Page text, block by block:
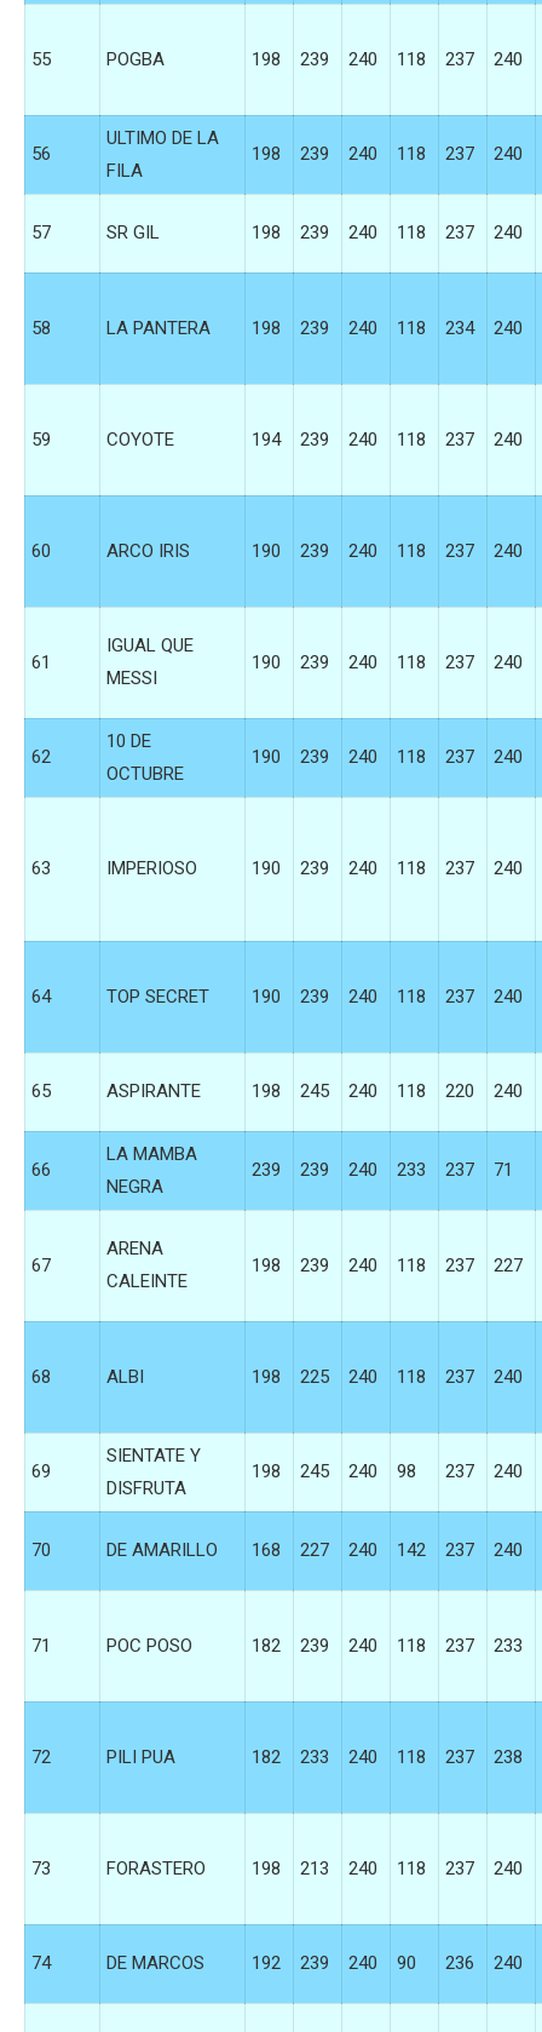
55 POGBA 198 239 240 118 237 240
56
ULTIMO DE LA
FILA
198 239 240 118 237 240
57 SR GIL 198 239 240 118 237 240
58 LA PANTERA 198 239 240 118 234 240
59 COYOTE 194 239 240 118 237 240
60 ARCO IRIS 190 239 240 118 237 240
61
IGUAL QUE
MESSI
190 239 240 118 237 240
62
10 DE
OCTUBRE
190 239 240 118 237 240
63 IMPERIOSO 190 239 240 118 237 240
64 TOP SECRET 190 239 240 118 237 240
65 ASPIRANTE 198 245 240 118 220 240
66
LA MAMBA
NEGRA
239 239 240 233 237 71
67
ARENA
CALEINTE
198 239 240 118 237 227
68 ALBI 198 225 240 118 237 240
69
SIENTATE Y
DISFRUTA
198 245 240 98 237 240
70 DE AMARILLO 168 227 240 142 237 240
71 POC POSO 182 239 240 118 237 233
72 PILI PUA 182 233 240 118 237 238
73 FORASTERO 198 213 240 118 237 240
74 DE MARCOS 192 239 240 90 236 240